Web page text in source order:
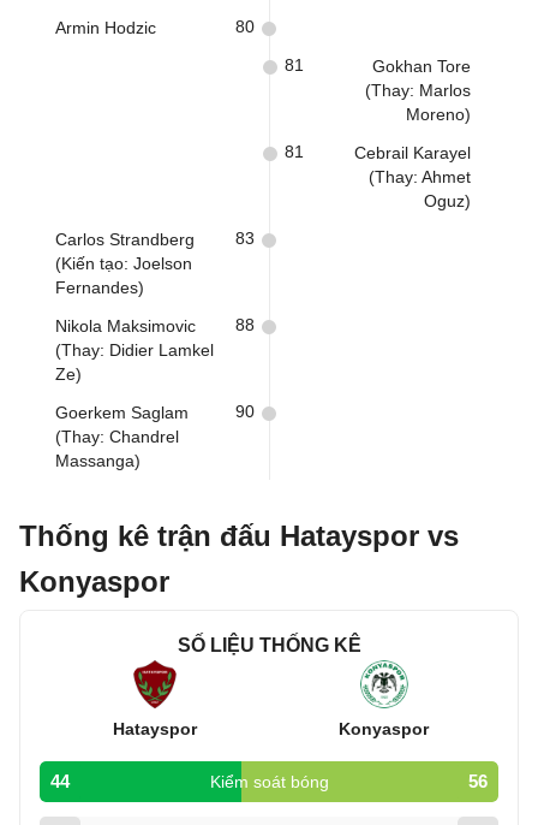
Armin Hodzic 80
Gokhan Tore
(Thay: Marlos
Moreno)
81
Cebrail Karayel
(Thay: Ahmet
Oguz)
81
Carlos Strandberg
(Kiến tạo: Joelson
Fernandes)
83
Nikola Maksimovic
(Thay: Didier Lamkel
Ze)
88
Goerkem Saglam
(Thay: Chandrel
Massanga)
90
Thống kê trận đấu Hatayspor vs
Konyaspor
SỐ LIỆU THỐNG KÊ
Hatayspor Konyaspor
44 Kiểm soát bóng 56